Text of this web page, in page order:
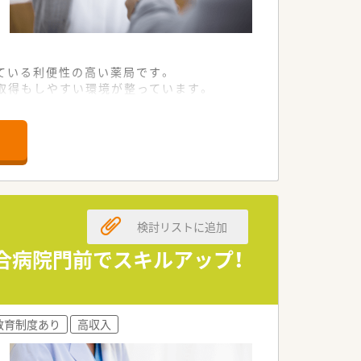
る利便性の高い薬局です。
もしやすい環境が整っています。
など質の高い医療を提供します。
ための研修体制が非常に充実していま
フレッシュして過ごすことが可能で
本来の専門業務に集中できる環境で
院門前でスキルアップ！
検討リストに追加
育制度あり 高収入